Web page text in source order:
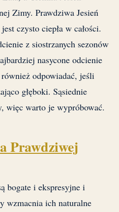
Zimy. Prawdziwa Jesień
czysto ciepła w całości.
z siostrzanych sezonów
nasycone odcienie
odpowiadać, jeśli
głęboki. Sąsiednie
więc warto je wypróbować.
Prawdziwej
bogate i ekspresyjne i
wzmacnia ich naturalne